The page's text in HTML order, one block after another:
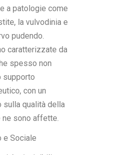
a patologie come
la vulvodinia e
pudendo.
caratterizzate da
spesso non
supporto
con un
qualità della
sono affette.
e Sociale